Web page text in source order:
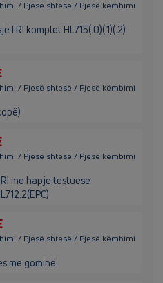
/ Pjesë shtesë / Pjesë këmbimi
I RI komplet HL715(.0)(.1)(.2)
/ Pjesë shtesë / Pjesë këmbimi
/ Pjesë shtesë / Pjesë këmbimi
me hapje testuese
/ Pjesë shtesë / Pjesë këmbimi
me gominë